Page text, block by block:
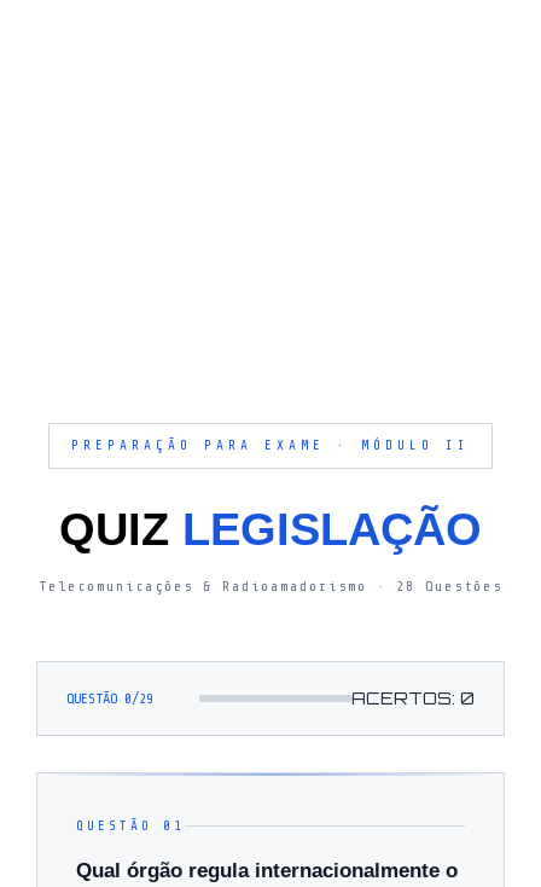
PREPARAÇÃO PARA EXAME · MÓDULO II
QUIZ LEGISLAÇÃO
Telecomunicações & Radioamadorismo · 28 Questões
QUESTÃO 0/29 ACERTOS: 0
QUESTÃO 01
Qual órgão regula internacionalmente o